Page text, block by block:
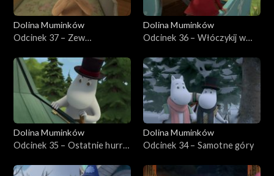
Dolina Muminków
Odcinek 37 – Zew
Dolina Muminków
Odcinek 36 – Włóczykij w
Dolina Muminków
Odcinek 35 – Ostatnie hurra
Dolina Muminków
Odcinek 34 – Samotne góry